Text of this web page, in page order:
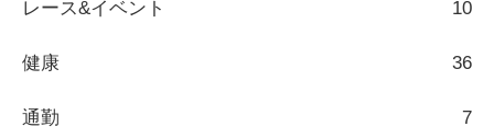
レース&イベント 10
健康 36
通勤 7